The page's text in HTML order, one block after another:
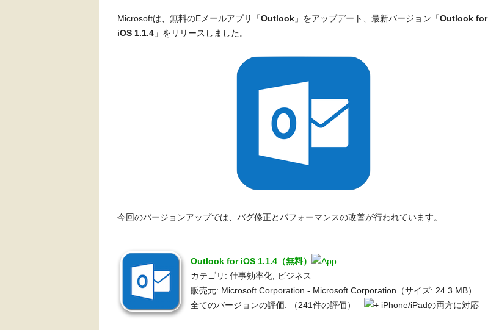
Microsoftは、無料のEメールアプリ「Outlook 」をアップデート、最新バージョン「Outlook for
iOS 1.1.4 」をリリースしました。
今回のバージョンアップでは、バグ修正とパフォーマンスの改善が行われています。
Outlook for iOS 1.1.4（無料）
カテゴリ: 仕事効率化, ビジネス
販売元: Microsoft Corporation - Microsoft Corporation（サイズ: 24.3 MB）
全てのバージョンの評価:
（241件の評価） iPhone/iPadの両方に対応